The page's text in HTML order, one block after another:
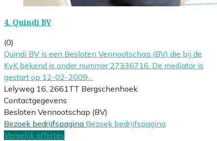
4. Quindi BV
(0)
Quindi BV is een Besloten Vennootschap (BV) die bij de
KvK bekend is onder nummer 27336716. De mediator is
gestart op 12-02-2009…
Lelyweg 16, 2661TT Bergschenhoek
Contactgegevens
Besloten Vennootschap (BV)
Bezoek bedrijfspagina Bezoek bedrijfspagina
Vergelijk offertes